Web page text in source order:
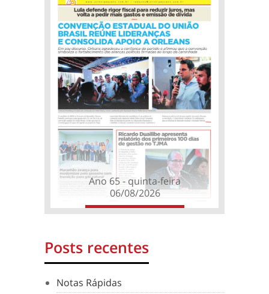
Ano 65 - quinta-feira
06/08/2026
Posts recentes
Notas Rápidas